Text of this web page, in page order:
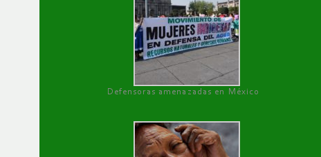
Defensoras amenazadas en México